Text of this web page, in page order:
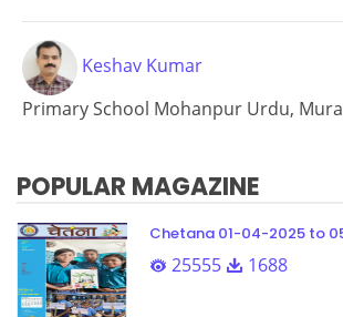
Keshav Kumar
Primary School Mohanpur Urdu,
POPULAR MAGAZINE
Chetana 01-04-2025 to
25555 1688